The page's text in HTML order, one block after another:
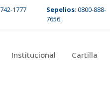
742-1777 Sepelios: 0800-888-
7656
Institucional Cartilla